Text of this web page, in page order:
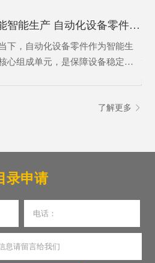
爱合发：精造配件赋能智能生产 自动化设备零件激活智造新动能
下，自动化设备零件作为智能生
心组成单元，是保障设备稳定运
、检测等核心工序，是制造业从
了解更多
录申请